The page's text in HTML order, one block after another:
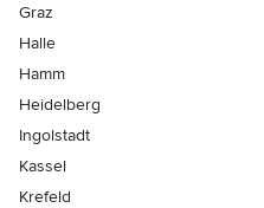
Graz
Halle
Hamm
Heidelberg
Ingolstadt
Kassel
Krefeld